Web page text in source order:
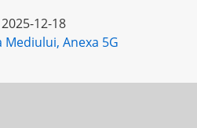
2025-12-18
Anexa 5G